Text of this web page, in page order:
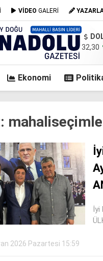
VİDEO GALERİ
32,30
Ekonomi
İyi
2026 Pazartesi 15:59